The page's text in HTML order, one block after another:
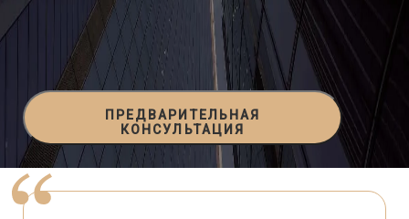
ПРЕДВАРИТЕЛЬНАЯ
КОНСУЛЬТАЦИЯ